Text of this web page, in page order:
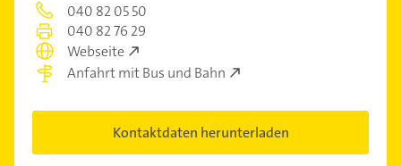
040 82 05 50
040 82 76 29
Webseite
Anfahrt mit Bus und Bahn
Kontaktdaten herunterladen